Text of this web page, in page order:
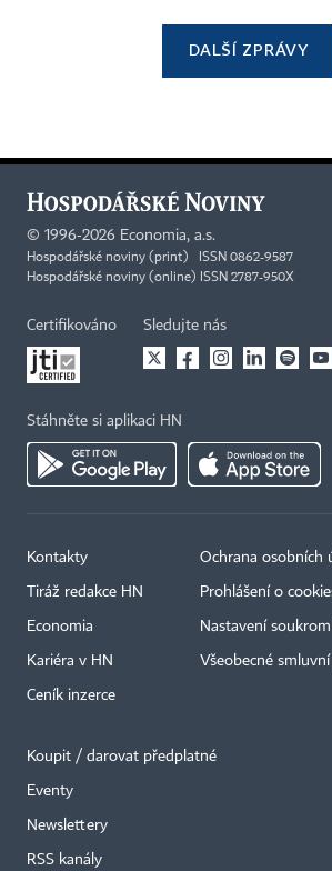
DALŠÍ ZPRÁVY
© 1996-2026 Economia, a.s.
Hospodářské noviny (print) ISSN 0862-9587
Hospodářské noviny (online) ISSN 2787-950X
Certifikováno Sledujte nás
Stáhněte si aplikaci HN
Kontakty
Tiráž redakce HN
Economia
Kariéra v HN
Ceník inzerce
Ochrana osobních
Prohlášení o
Nastavení
Všeobecné
Koupit / darovat předplatné
Eventy
Newslettery
RSS kanály